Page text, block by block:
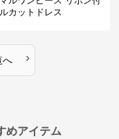
カットドレス
へ ›
めアイテム